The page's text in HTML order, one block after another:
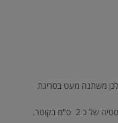
משתנה מעט בסריגת
2 ס"מ בקוטר.